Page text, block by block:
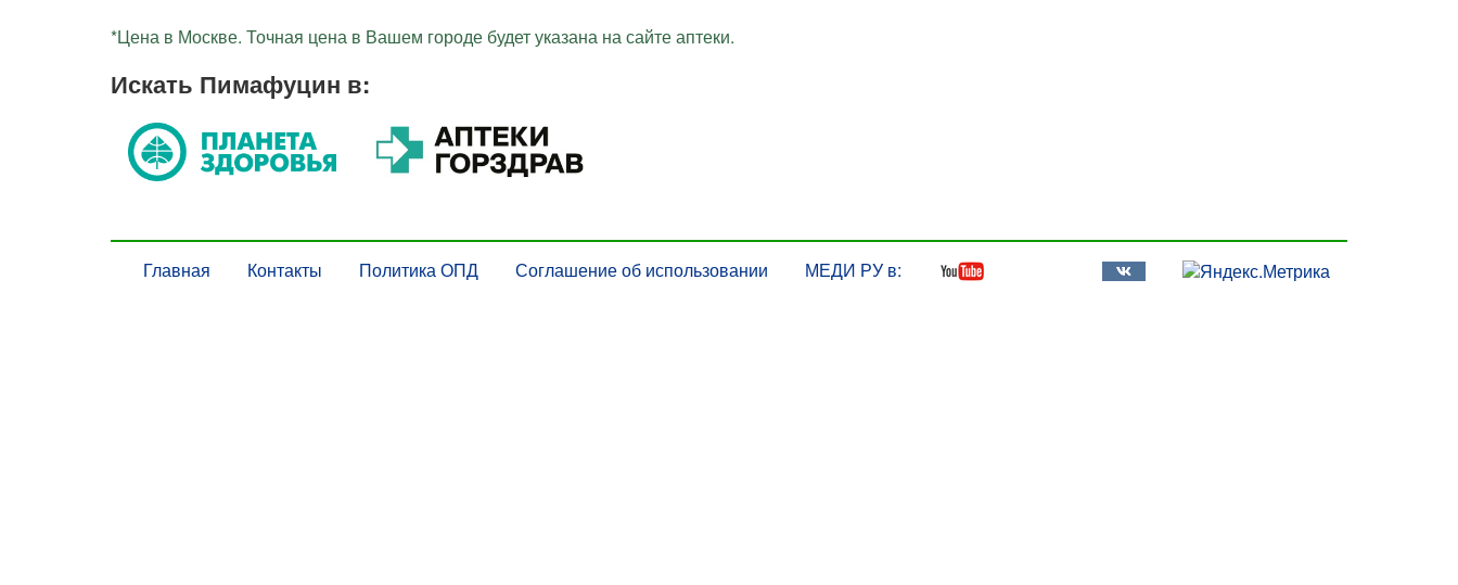
*Цена в Москве. Точная цена в Вашем городе будет указана на сайте аптеки.
Искать Пимафуцин в:
Главная Контакты Политика ОПД Соглашение об использовании МЕДИ РУ в: